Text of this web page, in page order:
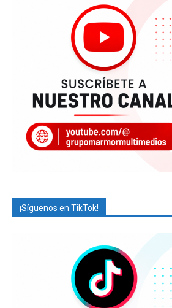
¡Síguenos en TikTok!